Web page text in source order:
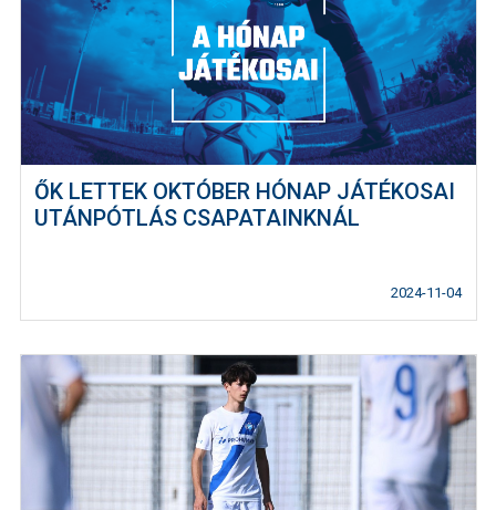
ŐK LETTEK OKTÓBER HÓNAP JÁTÉKOSAI
UTÁNPÓTLÁS CSAPATAINKNÁL
2024-11-04